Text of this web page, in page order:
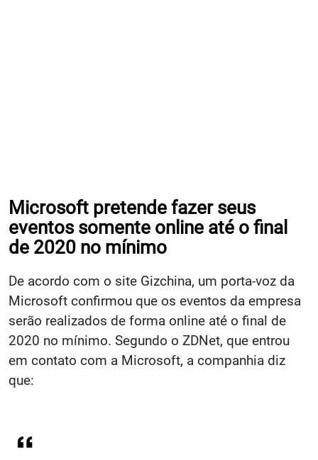
Microsoft pretende fazer seus
eventos somente online até o final
de 2020 no mínimo
De acordo com o site Gizchina, um porta-voz da
Microsoft confirmou que os eventos da empresa
serão realizados de forma online até o final de
2020 no mínimo. Segundo o ZDNet, que entrou
em contato com a Microsoft, a companhia diz
que: